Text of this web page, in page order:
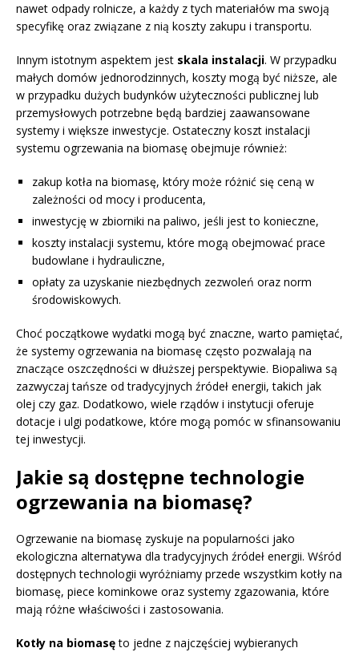
nawet odpady rolnicze, a każdy z tych materiałów ma swoją
specyfikę oraz związane z nią koszty zakupu i transportu.
Innym istotnym aspektem jest skala instalacji. W przypadku
małych domów jednorodzinnych, koszty mogą być niższe, ale
w przypadku dużych budynków użyteczności publicznej lub
przemysłowych potrzebne będą bardziej zaawansowane
systemy i większe inwestycje. Ostateczny koszt instalacji
systemu ogrzewania na biomasę obejmuje również:
zakup kotła na biomasę, który może różnić się ceną w
zależności od mocy i producenta,
inwestycję w zbiorniki na paliwo, jeśli jest to konieczne,
koszty instalacji systemu, które mogą obejmować prace
budowlane i hydrauliczne,
opłaty za uzyskanie niezbędnych zezwoleń oraz norm
środowiskowych.
Choć początkowe wydatki mogą być znaczne, warto pamiętać,
że systemy ogrzewania na biomasę często pozwalają na
znaczące oszczędności w dłuższej perspektywie. Biopaliwa są
zazwyczaj tańsze od tradycyjnych źródeł energii, takich jak
olej czy gaz. Dodatkowo, wiele rządów i instytucji oferuje
dotacje i ulgi podatkowe, które mogą pomóc w sfinansowaniu
tej inwestycji.
Jakie są dostępne technologie
ogrzewania na biomasę?
Ogrzewanie na biomasę zyskuje na popularności jako
ekologiczna alternatywa dla tradycyjnych źródeł energii. Wśród
dostępnych technologii wyróżniamy przede wszystkim kotły na
biomasę, piece kominkowe oraz systemy zgazowania, które
mają różne właściwości i zastosowania.
Kotły na biomasęto jedne z najczęściej wybieranych